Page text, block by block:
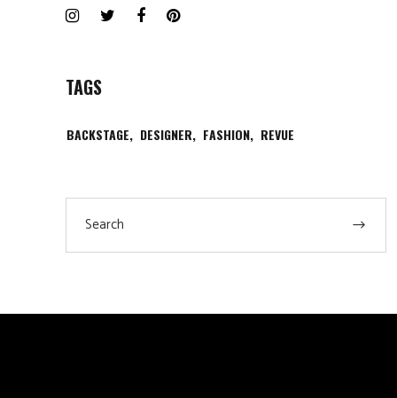
TAGS
BACKSTAGE DESIGNER FASHION REVUE